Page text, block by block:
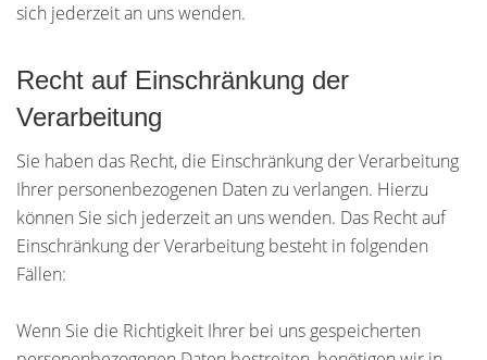
sich jederzeit an uns wenden.
Recht auf Einschränkung der
Verarbeitung
Sie haben das Recht, die Einschränkung der Verarbeitung
Ihrer personenbezogenen Daten zu verlangen. Hierzu
können Sie sich jederzeit an uns wenden. Das Recht auf
Einschränkung der Verarbeitung besteht in folgenden
Fällen:
Wenn Sie die Richtigkeit Ihrer bei uns gespeicherten